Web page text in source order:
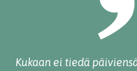
Kukaan ei tiedä